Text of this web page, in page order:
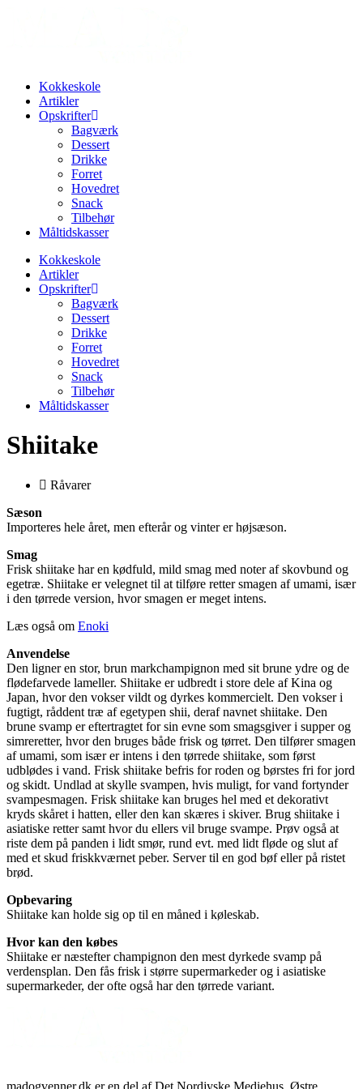
Kokkeskole
Artikler
Opskrifter
Bagværk
Dessert
Drikke
Forret
Hovedret
Snack
Tilbehør
Måltidskasser
Kokkeskole
Artikler
Opskrifter
Bagværk
Dessert
Drikke
Forret
Hovedret
Snack
Tilbehør
Måltidskasser
Shiitake
Råvarer
Sæson
Importeres hele året, men efterår og vinter er højsæson.
Smag
Frisk shiitake har en kødfuld, mild smag med noter af skovbund og
egetræ. Shiitake er velegnet til at tilføre retter smagen af umami, især
i den tørrede version, hvor smagen er meget intens.
Læs også om Enoki
Anvendelse
Den ligner en stor, brun markchampignon med sit brune ydre og de
flødefarvede lameller. Shiitake er udbredt i store dele af Kina og
Japan, hvor den vokser vildt og dyrkes kommercielt. Den vokser i
fugtigt, råddent træ af egetypen shii, deraf navnet shiitake. Den
brune svamp er eftertragtet for sin evne som smagsgiver i supper og
simreretter, hvor den bruges både frisk og tørret. Den tilfører smagen
af umami, som især er intens i den tørrede shiitake, som først
udblødes i vand. Frisk shiitake befris for roden og børstes fri for jord
og skidt. Undlad at skylle svampen, hvis muligt, for vand fortynder
svampesmagen. Frisk shiitake kan bruges hel med et dekorativt
kryds skåret i hatten, eller den kan skæres i skiver. Brug shiitake i
asiatiske retter samt hvor du ellers vil bruge svampe. Prøv også at
riste dem på panden i lidt smør, rund evt. med lidt fløde og slut af
med et skud friskkværnet peber. Server til en god bøf eller på ristet
brød.
Opbevaring
Shiitake kan holde sig op til en måned i køleskab.
Hvor kan den købes
Shiitake er næstefter champignon den mest dyrkede svamp på
verdensplan. Den fås frisk i større supermarkeder og i asiatiske
supermarkeder, der ofte også har den tørrede variant.
madogvenner.dk er en del af Det Nordjyske Mediehus, Østre